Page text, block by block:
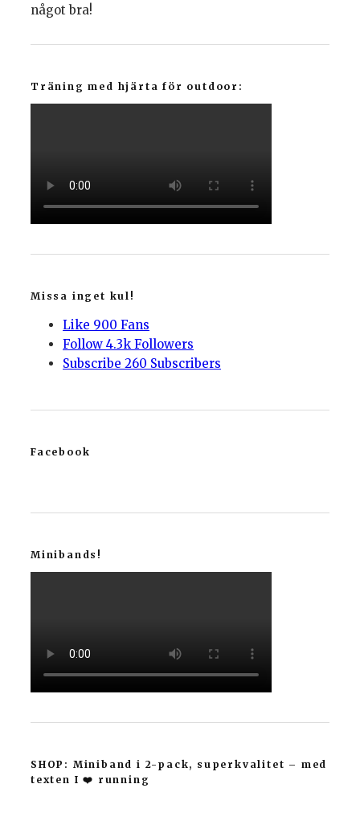
något bra!
Träning med hjärta för outdoor:
Missa inget kul!
Like 900 Fans
Follow 4.3k Followers
Subscribe 260 Subscribers
Facebook
Minibands!
SHOP: Miniband i 2-pack, superkvalitet – med
texten I ❤️ running